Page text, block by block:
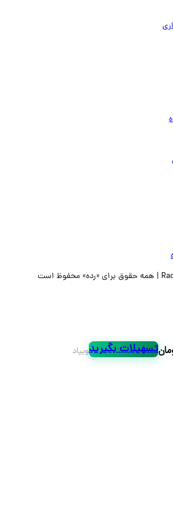
تسهیلات بگیریدویپاد